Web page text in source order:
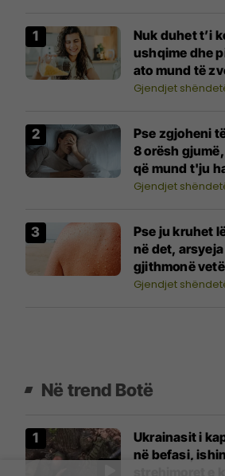
Nuk duhet t’i
ushqime dhe
ato mund të
përthithjen e
Gjendjet
Pse zgjoheni
8 orësh
që mund t'ju
Gjendjet
Pse ju kruhet
në det,
gjithmonë
Gjendjet
Në trend Botë
Ukrainasit i
në befasi,